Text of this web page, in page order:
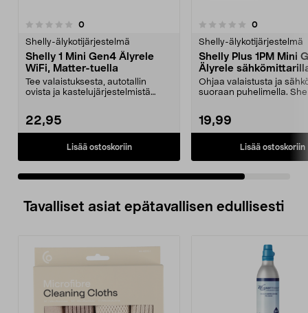
0arvostelut
Shelly-älykotijärjestelmä
Shelly 1 Mini Gen4 Älyrele
WiFi, Matter-tuella
Tee valaistuksesta, autotallin
ovista ja kastelujärjestelmistä
22,95
Lisää ostoskoriin
0.0 viidestä
0arvostelut
Shelly-älykotijärjestelmä
Shelly Plus 1PM Mini
Älyrele
Ohjaa valaistusta ja
suoraan puhelimella.
19,99
Lisää ostoskoriin
Tavalliset asiat epätavallisen edullisesti